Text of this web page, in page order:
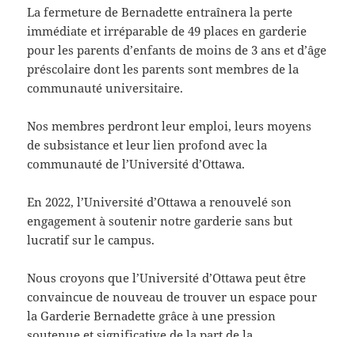
La fermeture de Bernadette entraînera la perte
immédiate et irréparable de 49 places en garderie
pour les parents d’enfants de moins de 3 ans et d’âge
préscolaire dont les parents sont membres de la
communauté universitaire.
Nos membres perdront leur emploi, leurs moyens
de subsistance et leur lien profond avec la
communauté de l’Université d’Ottawa.
En 2022, l’Université d’Ottawa a renouvelé son
engagement à soutenir notre garderie sans but
lucratif sur le campus.
Nous croyons que l’Université d’Ottawa peut être
convaincue de nouveau de trouver un espace pour
la Garderie Bernadette grâce à une pression